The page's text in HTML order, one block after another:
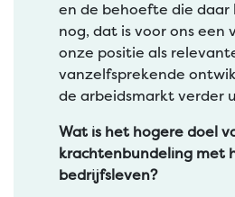
en de behoefte die daar
nog, dat is voor ons een
onze positie als
vanzelfsprekende
de arbeidsmarkt verder
Wat is het hogere doel
krachtenbundeling met
bedrijfsleven?